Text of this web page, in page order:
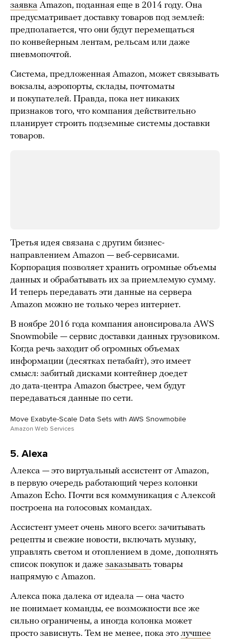
заявка Amazon, поданная еще в 2014 году. Она
предусматривает доставку товаров под землей:
предполагается, что они будут перемещаться
по конвейерным лентам, рельсам или даже
пневмопочтой.
Система, предложенная Amazon, может связывать
вокзалы, аэропорты, склады, почтоматы
и покупателей. Правда, пока нет никаких
признаков того, что компания действительно
планирует строить подземные системы доставки
товаров.
Третья идея связана с другим бизнес-
направлением Amazon — веб-сервисами.
Корпорация позволяет хранить огромные объемы
данных и обрабатывать их за приемлемую сумму.
И теперь передавать эти данные на сервера
Amazon можно не только через интернет.
В ноябре 2016 года компания анонсировала AWS
Snowmobile — сервис доставки данных грузовиком.
Когда речь заходит об огромных объемах
информации (десятках петабайт), это имеет
смысл: забитый дисками контейнер доедет
до дата-центра Amazon быстрее, чем будут
передаваться данные по сети.
Move Exabyte-Scale Data Sets with AWS Snowmobile
Amazon Web Services
5. Alexa
Алекса — это виртуальный ассистент от Amazon,
в первую очередь работающий через колонки
Amazon Echo. Почти вся коммуникация с Алексой
построена на голосовых командах.
Ассистент умеет очень много всего: зачитывать
рецепты и свежие новости, включать музыку,
управлять светом и отоплением в доме, дополнять
список покупок и даже заказывать товары
напрямую с Amazon.
Алекса пока далека от идеала — она часто
не понимает команды, ее возможности все же
сильно ограничены, а иногда колонка может
просто зависнуть. Тем не менее, пока это лучшее